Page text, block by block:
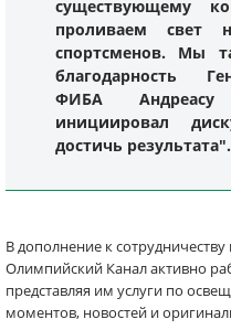
существующему
проливаем
спортсменов. Мы
благодарность
ФИБА Андреасу
инициировал
достичь результата".
В дополнение к
Олимпийский Канал активно
представляя им услуги по
моментов, новостей и